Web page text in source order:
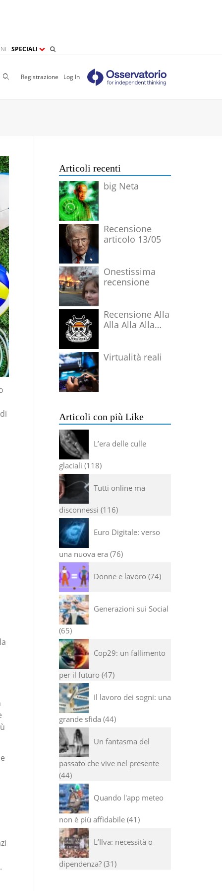
SPECIALI
CercaRegistrazione Log In
Articoli recenti
big Neta
Recensione
articolo 13/05
Onestissima
recensione
Recensione Alla
Alla Alla Alla
Virtualità reali
Articoli con più Like
L’era delle culle
glaciali 118
Tutti online ma
disconnessi 116
Euro Digitale: verso
una nuova era 76
Donne e lavoro 74
Generazioni sui Social
65
Cop29: un fallimento
per il futuro 47
Il lavoro dei sogni: una
grande sfida 44
Un fantasma del
passato che vive nel presente
44
Quando l'app meteo
non è più affidabile 41
L’Ilva: necessità o
dipendenza? 31